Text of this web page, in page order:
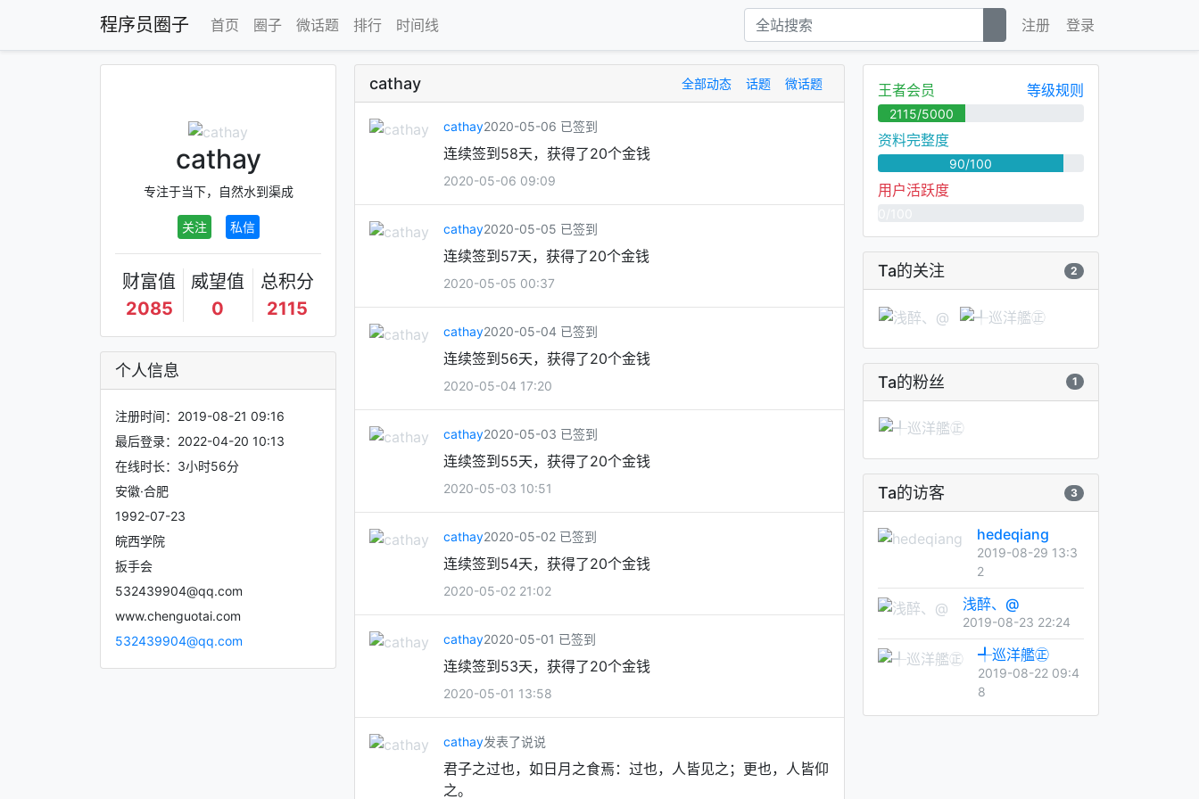
程序员圈子 首页 圈子 微话题 排行 时间线 注册 登录
cathay
专注于当下，自然水到渠成
关注 私信
财富值
2085
威望值
0
总积分
2115
个人信息
注册时间：2019-08-21 09:16
最后登录：2022-04-20 10:13
在线时长：3小时56分
安徽·合肥
1992-07-23
皖西学院
扳手会
532439904@qq.com
www.chenguotai.com
532439904@qq.com
cathay 全部动态 话题 微话题
cathay2020-05-06 已签到
连续签到58天，获得了20个金钱
2020-05-06 09:09
cathay2020-05-05 已签到
连续签到57天，获得了20个金钱
2020-05-05 00:37
cathay2020-05-04 已签到
连续签到56天，获得了20个金钱
2020-05-04 17:20
cathay2020-05-03 已签到
连续签到55天，获得了20个金钱
2020-05-03 10:51
cathay2020-05-02 已签到
连续签到54天，获得了20个金钱
2020-05-02 21:02
cathay2020-05-01 已签到
连续签到53天，获得了20个金钱
2020-05-01 13:58
cathay发表了说说
君子之过也，如日月之食焉：过也，人皆见之；更也，人皆仰
之。
王者会员 等级规则
2115/5000
资料完整度
90/100
用户活跃度
Ta的关注 2
Ta的粉丝 1
Ta的访客 3
hedeqiang
2019-08-29 13:3
2
浅醉、@
2019-08-23 22:24
╃巡洋艦㊣
2019-08-22 09:4
8